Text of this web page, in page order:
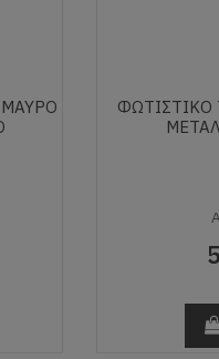
ΜΑΎΡΟ
ΦΩΤΙΣΤΙΚΌ